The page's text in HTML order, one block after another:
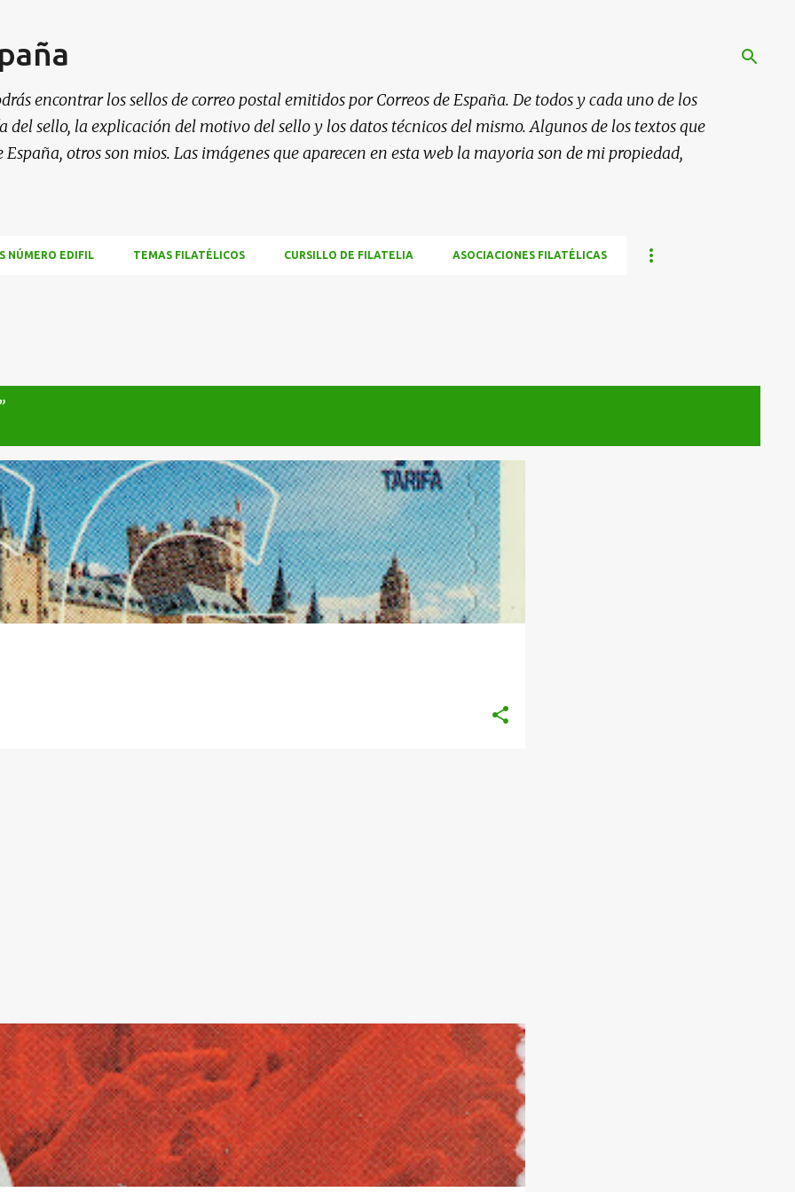
encontrar los sellos de correo postal emitidos por Correos de España. De todos y cada uno de los
sello, la explicación del motivo del sello y los datos técnicos del mismo. Algunos de los textos que
otros son mios. Las imágenes que aparecen en esta web la mayoria son de mi propiedad,
NÚMERO EDIFIL TEMAS FILATÉLICOS CURSILLO DE FILATELIA ASOCIACIONES FILATÉLICAS